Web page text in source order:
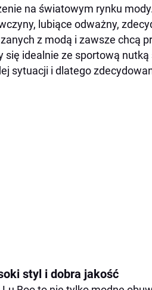
na światowym rynku
lubiące odważny,
z modą i zawsze chcą
się idealnie ze sportową
sytuacji i dlatego
styl i dobra jakość